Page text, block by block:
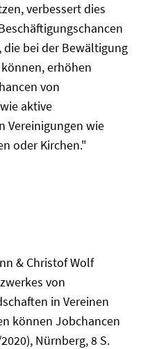
verbessert dies
bei der Bewältigung
erhöhen
von
aktive
Vereinigungen wie
oder Kirchen."
& Christof Wolf
von
in Vereinen
können Jobchancen
Nürnberg, 8 S.